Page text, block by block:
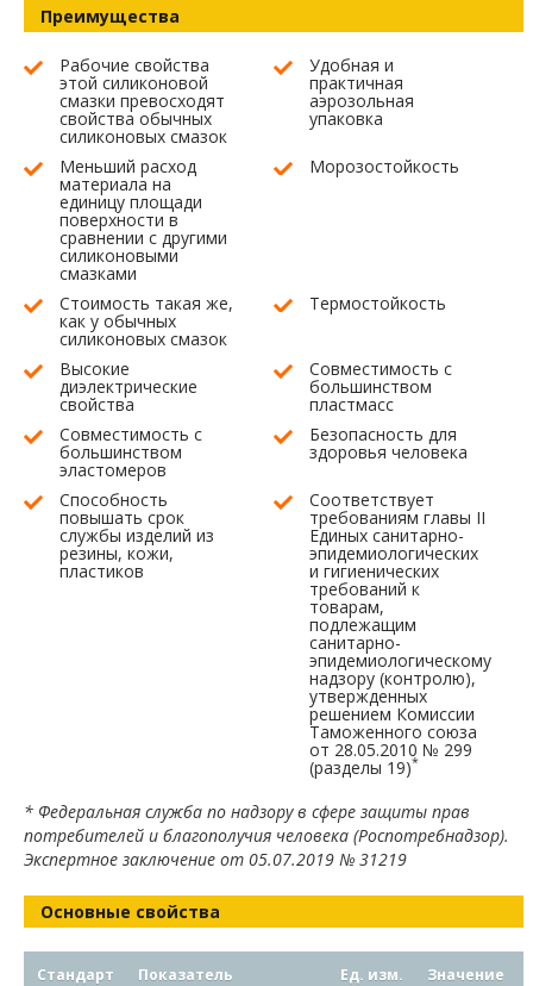
Преимущества
Рабочие свойства
этой силиконовой
смазки превосходят
свойства обычных
силиконовых смазок
Удобная и
практичная
аэрозольная
упаковка
Меньший расход
материала на
единицу площади
поверхности в
сравнении с другими
силиконовыми
смазками
Морозостойкость
Стоимость такая же,
как у обычных
силиконовых смазок
Термостойкость
Высокие
диэлектрические
свойства
Совместимость с
большинством
пластмасс
Совместимость с
большинством
эластомеров
Безопасность для
здоровья человека
Способность
повышать срок
службы изделий из
резины, кожи,
пластиков
Соответствует
требованиям главы II
Единых санитарно-
эпидемиологических
и гигиенических
требований к
товарам,
подлежащим
санитарно-
эпидемиологическому
надзору (контролю),
утвержденных
решением Комиссии
Таможенного союза
от 28.05.2010 № 299
(разделы 19)*
* Федеральная служба по надзору в сфере защиты прав
потребителей и благополучия человека (Роспотребнадзор).
Экспертное заключение от 05.07.2019 № 31219
Основные свойства
Стандарт Показатель Ед. изм.
Значение